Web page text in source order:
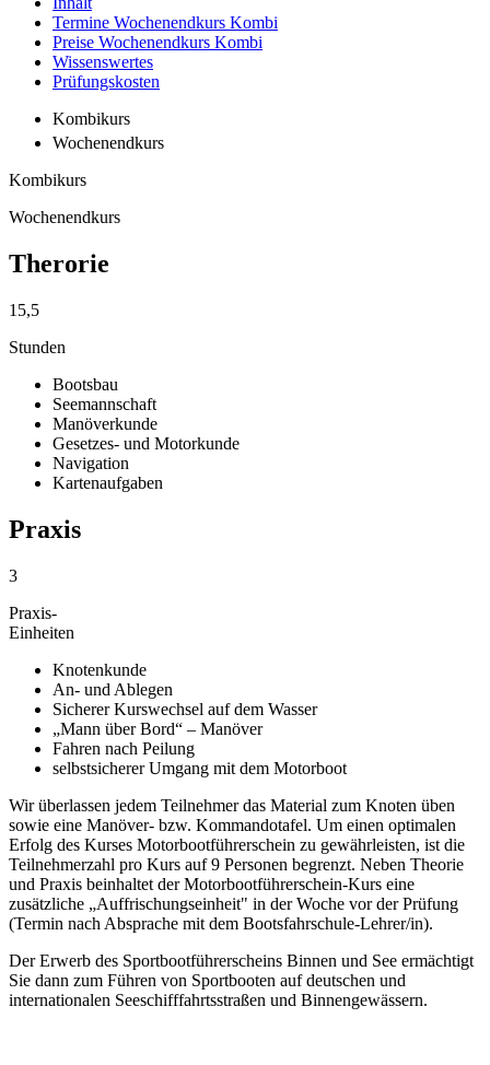
Termine Wochenendkurs Kombi
Preise Wochenendkurs Kombi
Wissenswertes
Prüfungskosten
Kombikurs
Wochenendkurs
Kombikurs
Wochenendkurs
Therorie
15,5
Stunden
Bootsbau
Seemannschaft
Manöverkunde
Gesetzes- und Motorkunde
Navigation
Kartenaufgaben
Praxis
3
Praxis-
Einheiten
Knotenkunde
An- und Ablegen
Sicherer Kurswechsel auf dem Wasser
„Mann über Bord“ – Manöver
Fahren nach Peilung
selbstsicherer Umgang mit dem Motorboot
Wir überlassen jedem Teilnehmer das Material zum Knoten üben
sowie eine Manöver- bzw. Kommandotafel. Um einen optimalen
Erfolg des Kurses Motorbootführerschein zu gewährleisten, ist die
Teilnehmerzahl pro Kurs auf 9 Personen begrenzt. Neben Theorie
und Praxis beinhaltet der Motorbootführerschein-Kurs eine
zusätzliche „Auffrischungseinheit" in der Woche vor der Prüfung
(Termin nach Absprache mit dem Bootsfahrschule-Lehrer/in).
Der Erwerb des Sportbootführerscheins Binnen und See ermächtigt
Sie dann zum Führen von Sportbooten auf deutschen und
internationalen Seeschifffahrtsstraßen und Binnengewässern.